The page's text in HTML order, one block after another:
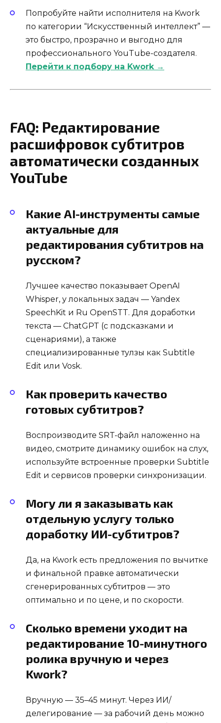
Попробуйте найти исполнителя на Kwork
по категории “Искусственный интеллект” —
это быстро, прозрачно и выгодно для
профессионального YouTube-создателя.
Перейти к подбору на Kwork →
FAQ: Редактирование
расшифровок субтитров
автоматически созданных
YouTube
Какие AI-инструменты самые
актуальные для
редактирования субтитров на
русском?
Лучшее качество показывает OpenAI
Whisper, у локальных задач — Yandex
SpeechKit и Ru OpenSTT. Для доработки
текста — ChatGPT (с подсказками и
сценариями), а также
специализированные тулзы как Subtitle
Edit или Vosk.
Как проверить качество
готовых субтитров?
Воспроизводите SRT-файл наложенно на
видео, смотрите динамику ошибок на слух,
используйте встроенные проверки Subtitle
Edit и сервисов проверки синхронизации.
Могу ли я заказывать как
отдельную услугу только
доработку ИИ-субтитров?
Да, на Kwork есть предложения по вычитке
и финальной правке автоматически
сгенерированных субтитров — это
оптимально и по цене, и по скорости.
Сколько времени уходит на
редактирование 10-минутного
ролика вручную и через
Kwork?
Вручную — 35–45 минут. Через ИИ/
делегирование — за рабочий день можно